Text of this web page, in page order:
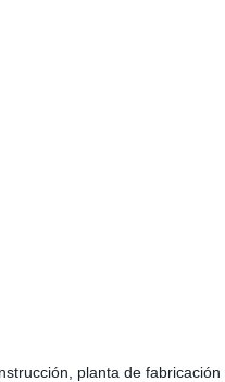
planta de fabricación